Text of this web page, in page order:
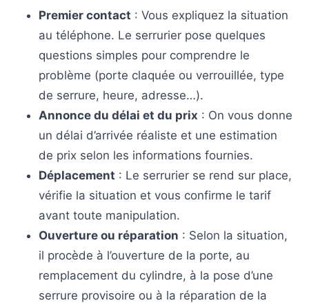
Premier contact : Vous expliquez la situation
au téléphone. Le serrurier pose quelques
questions simples pour comprendre le
problème (porte claquée ou verrouillée, type
de serrure, heure, adresse…).
Annonce du délai et du prix : On vous donne
un délai d’arrivée réaliste et une estimation
de prix selon les informations fournies.
Déplacement : Le serrurier se rend sur place,
vérifie la situation et vous confirme le tarif
avant toute manipulation.
Ouverture ou réparation : Selon la situation,
il procède à l’ouverture de la porte, au
remplacement du cylindre, à la pose d’une
serrure provisoire ou à la réparation de la